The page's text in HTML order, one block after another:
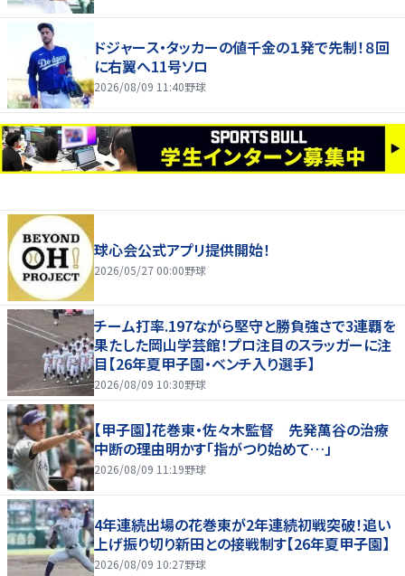
ドジャース・タッカーの値千金の１発で先制！８回
に右翼へ11号ソロ
2026/08/09 11:40野球
球心会公式アプリ提供開始！
2026/05/27 00:00野球
チーム打率.197ながら堅守と勝負強さで3連覇を
果たした岡山学芸館！プロ注目のスラッガーに注
目【26年夏甲子園・ベンチ入り選手】
2026/08/09 10:30野球
【甲子園】花巻東・佐々木監督 先発萬谷の治療
中断の理由明かす「指がつり始めて…」
2026/08/09 11:19野球
4年連続出場の花巻東が2年連続初戦突破！追い
上げ振り切り新田との接戦制す【26年夏甲子園】
2026/08/09 10:27野球